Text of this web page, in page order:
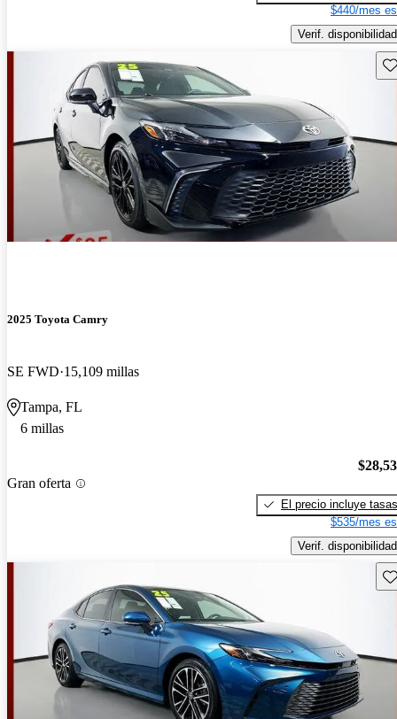
$440/mes
Verif. disponibilidad
2025 Toyota Camry
SE FWD 15,109 millas
Tampa, FL
6 millas
Gran oferta
El precio incluye tasas
$535/mes
Verif. disponibilidad